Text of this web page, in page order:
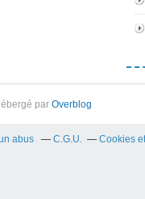
par Overblog
abus C.G.U. Cookies